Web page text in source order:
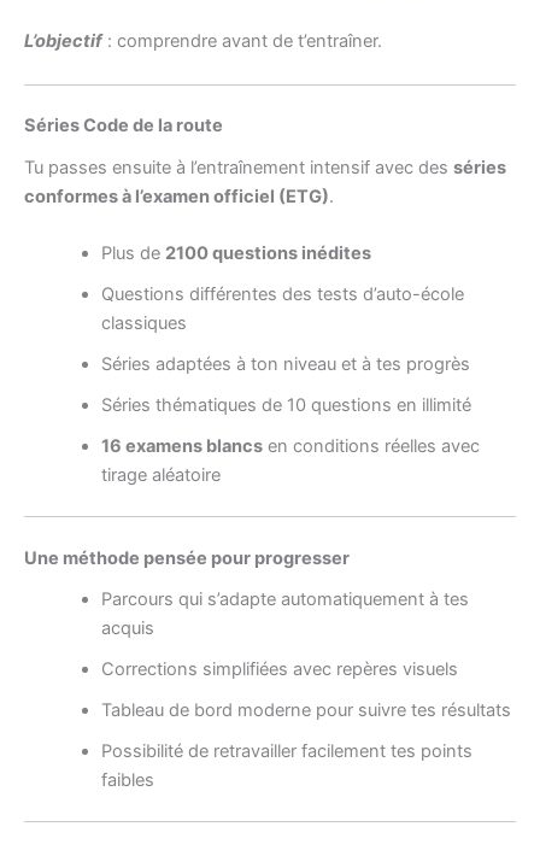
L’objectif: comprendre avant de t’entraîner.
Séries Code de la route
Tu passes ensuite à l’entraînement intensif avec des séries
conformes à l’examen officiel (ETG).
Plus de 2100 questions inédites
Questions différentes des tests d’auto-école
classiques
Séries adaptées à ton niveau et à tes progrès
Séries thématiques de 10 questions en illimité
16 examens blancsen conditions réelles avec
tirage aléatoire
Une méthode pensée pour progresser
Parcours qui s’adapte automatiquement à tes
acquis
Corrections simplifiées avec repères visuels
Tableau de bord moderne pour suivre tes résultats
Possibilité de retravailler facilement tes points
faibles